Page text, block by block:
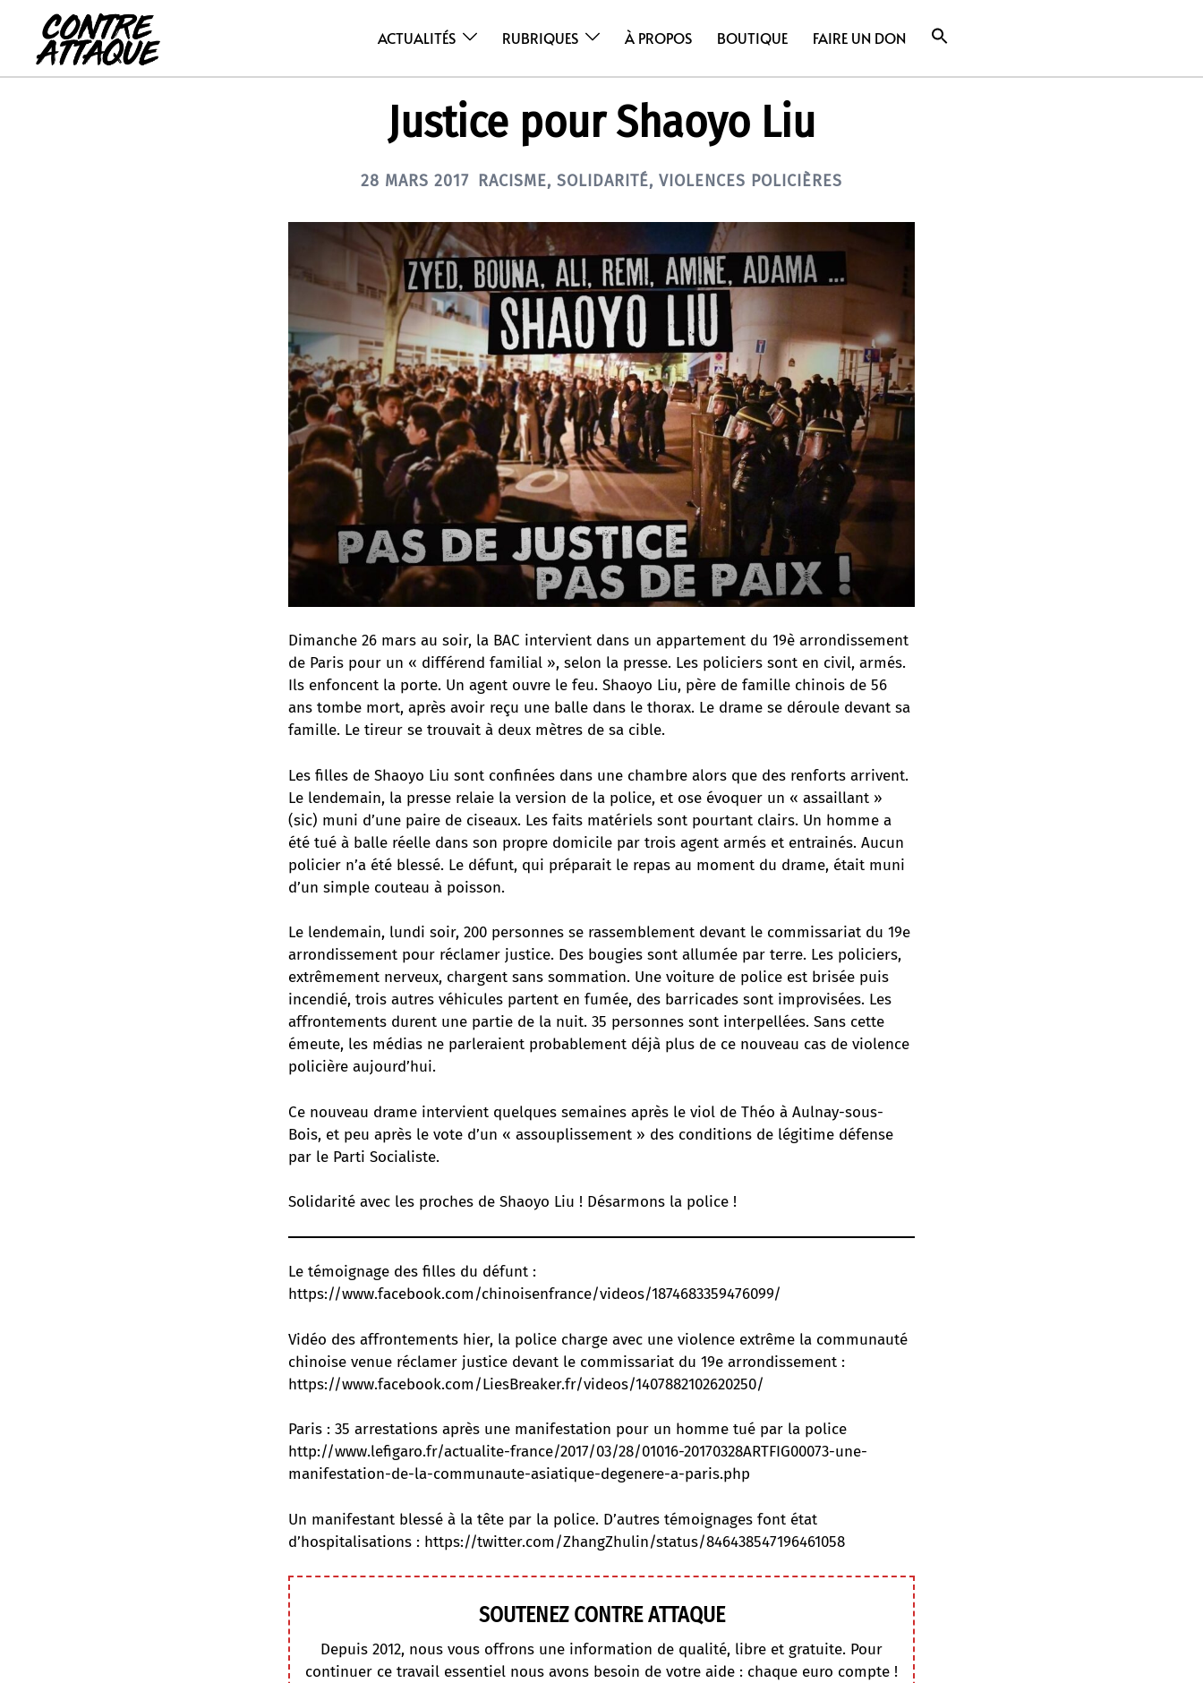
contenu
ACTUALITÉS RUBRIQUES À PROPOS BOUTIQUE FAIRE UN DON
Justice pour Shaoyo Liu
28 MARS 2017 RACISME, SOLIDARITÉ, VIOLENCES POLICIÈRES
Dimanche 26 mars au soir, la BAC intervient dans un appartement du 19è arrondissement
de Paris pour un « différend familial », selon la presse. Les policiers sont en civil, armés.
Ils enfoncent la porte. Un agent ouvre le feu. Shaoyo Liu, père de famille chinois de 56
ans tombe mort, après avoir reçu une balle dans le thorax. Le drame se déroule devant sa
famille. Le tireur se trouvait à deux mètres de sa cible.
Les filles de Shaoyo Liu sont confinées dans une chambre alors que des renforts arrivent.
Le lendemain, la presse relaie la version de la police, et ose évoquer un « assaillant »
(sic) muni d’une paire de ciseaux. Les faits matériels sont pourtant clairs. Un homme a
été tué à balle réelle dans son propre domicile par trois agent armés et entrainés. Aucun
policier n’a été blessé. Le défunt, qui préparait le repas au moment du drame, était muni
d’un simple couteau à poisson.
Le lendemain, lundi soir, 200 personnes se rassemblement devant le commissariat du 19e
arrondissement pour réclamer justice. Des bougies sont allumée par terre. Les policiers,
extrêmement nerveux, chargent sans sommation. Une voiture de police est brisée puis
incendié, trois autres véhicules partent en fumée, des barricades sont improvisées. Les
affrontements durent une partie de la nuit. 35 personnes sont interpellées. Sans cette
émeute, les médias ne parleraient probablement déjà plus de ce nouveau cas de violence
policière aujourd’hui.
Ce nouveau drame intervient quelques semaines après le viol de Théo à Aulnay-sous-
Bois, et peu après le vote d’un « assouplissement » des conditions de légitime défense
par le Parti Socialiste.
Solidarité avec les proches de Shaoyo Liu ! Désarmons la police !
Le témoignage des filles du défunt :
https://www.facebook.com/chinoisenfrance/videos/1874683359476099/
Vidéo des affrontements hier, la police charge avec une violence extrême la communauté
chinoise venue réclamer justice devant le commissariat du 19e arrondissement :
https://www.facebook.com/LiesBreaker.fr/videos/1407882102620250/
Paris : 35 arrestations après une manifestation pour un homme tué par la police
http://www.lefigaro.fr/actualite-france/2017/03/28/01016-20170328ARTFIG00073-une-
manifestation-de-la-communaute-asiatique-degenere-a-paris.php
Un manifestant blessé à la tête par la police. D’autres témoignages font état
d’hospitalisations : https://twitter.com/ZhangZhulin/status/846438547196461058
SOUTENEZ CONTRE ATTAQUE
Depuis 2012, nous vous offrons une information de qualité, libre et gratuite. Pour
continuer ce travail essentiel nous avons besoin de votre aide : chaque euro compte !